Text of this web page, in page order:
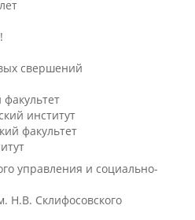
свершений
институт
факультет
управления и социально-
Н.В. Склифосовского